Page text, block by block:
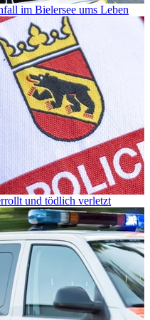
im Bielersee ums Leben
und tödlich verletzt